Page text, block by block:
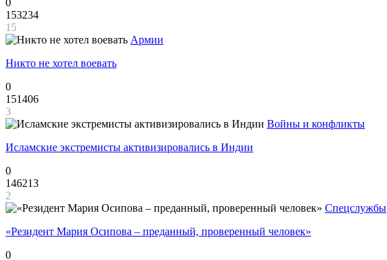
0
153234
15
Армии
Никто не хотел воевать
0
151406
3
Войны и конфликты
Исламские экстремисты активизировались в Индии
0
146213
2
Спецслужбы
«Резидент Мария Осипова – преданный, проверенный человек»
0